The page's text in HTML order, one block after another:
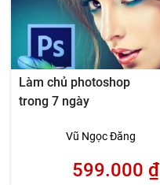
Làm chủ photoshop
trong 7 ngày
Vũ Ngọc Đăng
599.000 ₫